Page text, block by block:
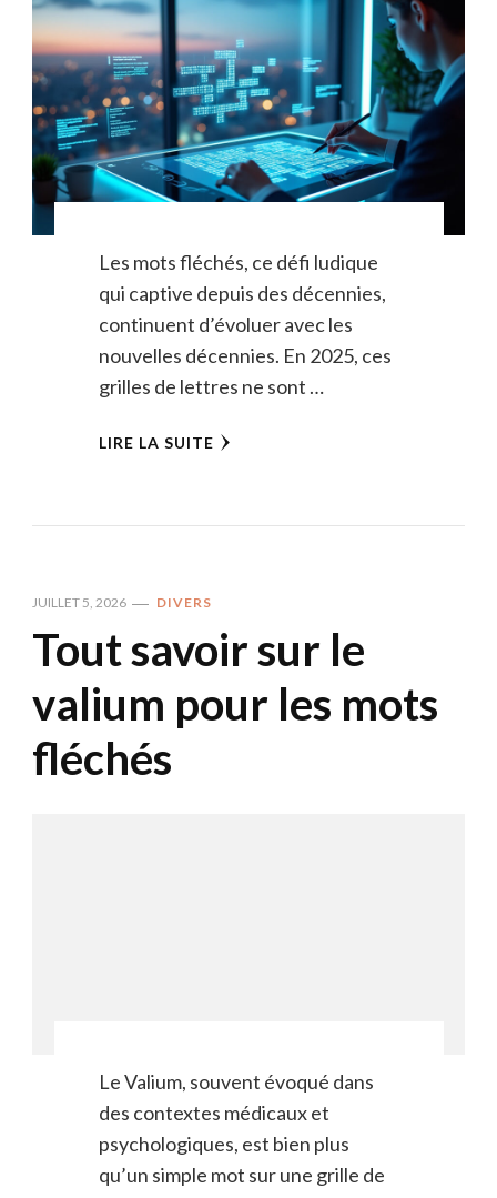
Les mots fléchés, ce défi ludique
qui captive depuis des décennies,
continuent d’évoluer avec les
nouvelles décennies. En 2025, ces
grilles de lettres ne sont …
LIRE LA SUITE
JUILLET 5, 2026 DIVERS
Tout savoir sur le
valium pour les mots
fléchés
Le Valium, souvent évoqué dans
des contextes médicaux et
psychologiques, est bien plus
qu’un simple mot sur une grille de